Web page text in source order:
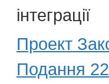
інтеграції
Проект
Подання